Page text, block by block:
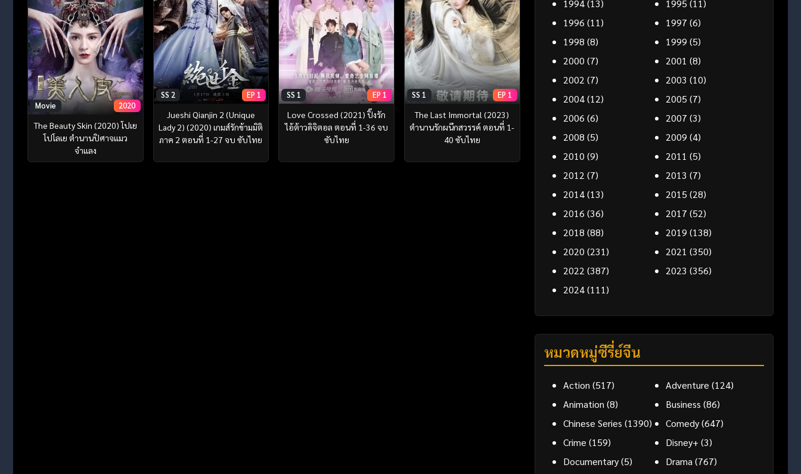
Movie 2020
The Beauty Skin (2020) โปเย
โปโลเย ตำนานปิศาจแมว
จำแลง
SS 2 EP 1
Jueshi Qianjin 2 (Unique
Lady 2) (2020) เกมส์รักข้ามมิติ
ภาค 2 ตอนที่ 1-27 จบ ซับไทย
SS 1 EP 1
Love Crossed (2021) ปิ๊งรัก
ไอ้ต้าวดิจิตอล ตอนที่ 1-36 จบ
ซับไทย
SS 1 EP 1
The Last Immortal (2023)
ตำนานรักผนึกสวรรค์ ตอนที่ 1-
40 ซับไทย
1994(13) 1995 (11)
1996 (11) 1997 (6)
1998 (8) 1999 (5)
2000 (7) 2001 (8)
2002 (7) 2003 (10)
2004(12) 2005 (7)
2006 (6) 2007 (3)
2008 (5) 2009 (4)
2010 (9) 2011 (5)
2012 (7) 2013 (7)
2014(13) 2015 (28)
2016 (36) 2017 (52)
2018 (88) 2019 (138)
2020 (231) 2021 (350)
2022 (387) 2023 (356)
2024(111)
หมวดหมู่ซีรี่ย์จีน
Action (517) Adventure (124)
Animation (8) Business (86)
Chinese Series (1390) Comedy(647)
Crime (159) Disney+ (3)
Documentary(5) Drama(767)